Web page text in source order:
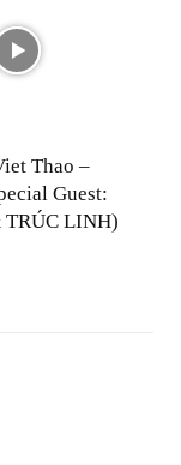
Thao –
Guest:
LINH)